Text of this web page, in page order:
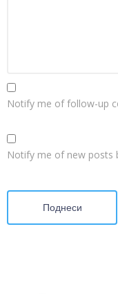
Notify me of follow-up
Notify me of new posts
Поднеси